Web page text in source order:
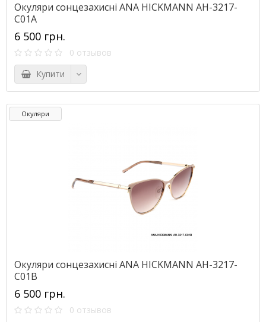
Окуляри сонцезахисні ANA HICKMANN AH-3217-
C01A
6 500 грн.
0 отзывов
Купити
Окуляри
Окуляри сонцезахисні ANA HICKMANN AH-3217-
C01B
6 500 грн.
0 отзывов